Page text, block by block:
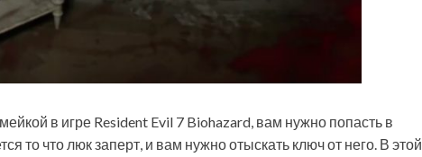
в игре Resident Evil 7 Biohazard, вам нужно попасть в
то что люк заперт, и вам нужно отыскать ключ от него. В этой